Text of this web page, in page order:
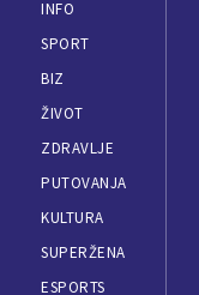
INFO
SPORT
BIZ
ŽIVOT
ZDRAVLJE
PUTOVANJA
KULTURA
SUPERŽENA
ESPORTS